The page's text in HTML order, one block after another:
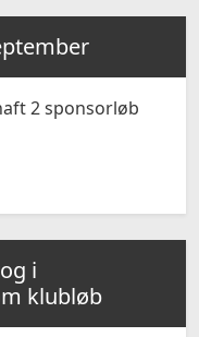
2 sponsorløb
i
klubløb